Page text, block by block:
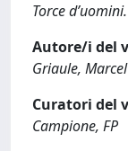
Torce
Autore/i del
Griaule, Marcel
Curatori del
Campione, FP